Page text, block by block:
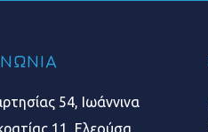
54, Ιωάννινα